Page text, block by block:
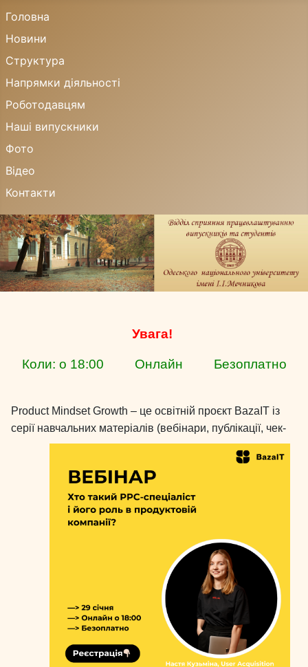
Головна
Новини
Структура
Напрямки діяльності
Роботодавцям
Наші випускники
Фото
Відео
Контакти
Увага!
Коли: о 18:00 Онлайн Безоплатно
Product Mindset Growth – це освітній проєкт BazaIT із
серії навчальних матеріалів (вебінари, публікації, чек-